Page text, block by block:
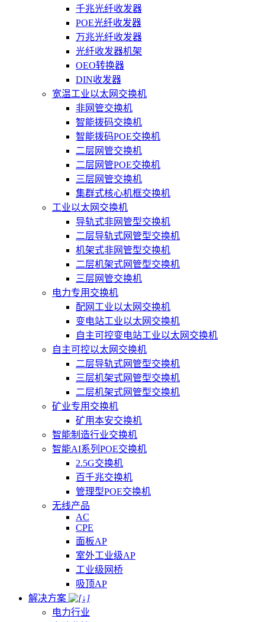
千兆光纤收发器
POE光纤收发器
万兆光纤收发器
光纤收发器机架
OEO转换器
DIN收发器
宽温工业以太网交换机
非网管交换机
智能拨码交换机
智能拨码POE交换机
二层网管交换机
二层网管POE交换机
三层网管交换机
集群式核心机框交换机
工业以太网交换机
导轨式非网管型交换机
二层导轨式网管型交换机
机架式非网管型交换机
二层机架式网管型交换机
三层网管交换机
电力专用交换机
配网工业以太网交换机
变电站工业以太网交换机
自主可控变电站工业以太网交换机
自主可控以太网交换机
二层导轨式网管型交换机
三层机架式网管型交换机
二层机架式网管型交换机
矿业专用交换机
矿用本安交换机
智能制造行业交换机
智能AI系列POE交换机
2.5G交换机
百千兆交换机
管理型POE交换机
无线产品
AC
CPE
面板AP
室外工业级AP
工业级网桥
吸顶AP
解决方案
电力行业